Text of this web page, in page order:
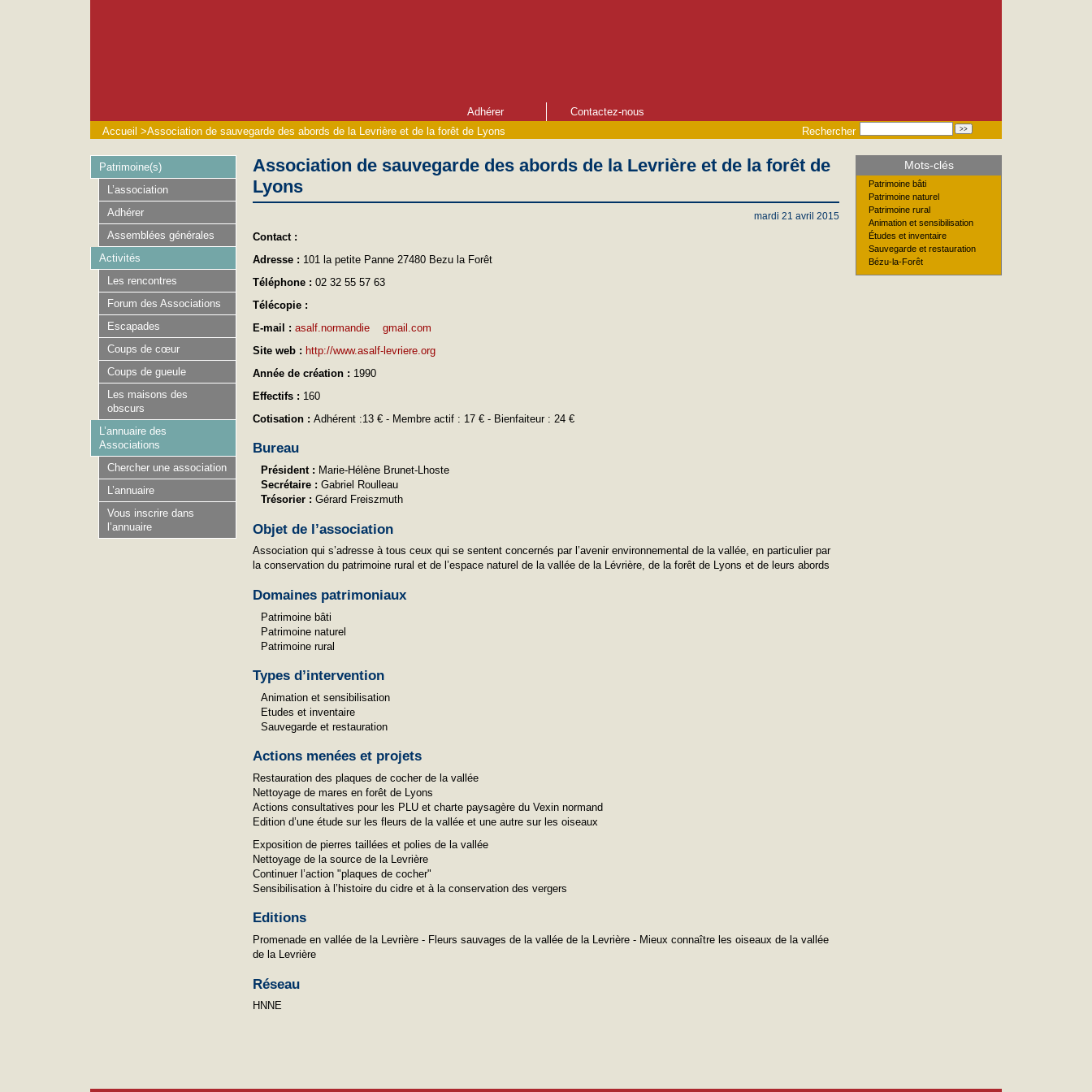
Adhérer
Contactez-nous
Rechercher
Accueil >Association de sauvegarde des abords de la Levrière et de la forêt de Lyons
Association de sauvegarde des abords de la Levrière et de la forêt de
Lyons
mardi 21 avril 2015
Contact :
Adresse : 101 la petite Panne 27480 Bezu la Forêt
Téléphone : 02 32 55 57 63
Télécopie :
E-mail : asalf.normandie
gmail.com
Site web : http://www.asalf-levriere.org
Année de création : 1990
Effectifs : 160
Cotisation : Adhérent :13 € - Membre actif : 17 € - Bienfaiteur : 24 €
Bureau
Président : Marie-Hélène Brunet-Lhoste
Secrétaire : Gabriel Roulleau
Trésorier : Gérard Freiszmuth
Objet de l’association
Association qui s’adresse à tous ceux qui se sentent concernés par l’avenir environnemental de la vallée, en particulier par
la conservation du patrimoine rural et de l’espace naturel de la vallée de la Lévrière, de la forêt de Lyons et de leurs abords
Domaines patrimoniaux
Patrimoine bâti
Patrimoine naturel
Patrimoine rural
Types d’intervention
Animation et sensibilisation
Etudes et inventaire
Sauvegarde et restauration
Actions menées et projets
Restauration des plaques de cocher de la vallée
Nettoyage de mares en forêt de Lyons
Actions consultatives pour les PLU et charte paysagère du Vexin normand
Edition d’une étude sur les fleurs de la vallée et une autre sur les oiseaux
Exposition de pierres taillées et polies de la vallée
Nettoyage de la source de la Levrière
Continuer l’action "plaques de cocher"
Sensibilisation à l’histoire du cidre et à la conservation des vergers
Editions
Promenade en vallée de la Levrière - Fleurs sauvages de la vallée de la Levrière - Mieux connaître les oiseaux de la vallée
de la Levrière
Réseau
HNNE
Patrimoine(s)
L’association
Adhérer
Assemblées générales
Activités
Les rencontres
Forum des Associations
Escapades
Coups de cœur
Coups de gueule
Les maisons des
obscurs
L’annuaire des
Associations
Chercher une association
L’annuaire
Vous inscrire dans
l’annuaire
Mots-clés
Patrimoine bâti
Patrimoine naturel
Patrimoine rural
Animation et sensibilisation
Études et inventaire
Sauvegarde et restauration
Bézu-la-Forêt